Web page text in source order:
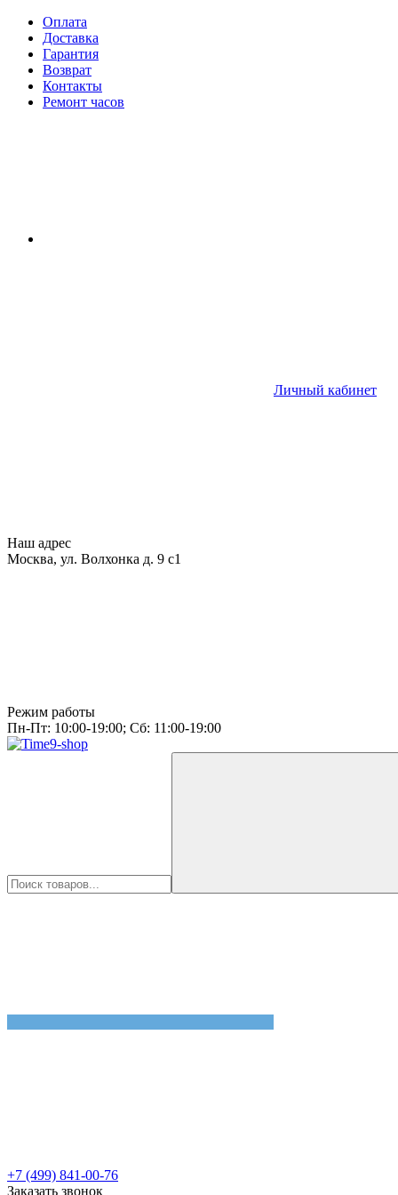
Оплата
Доставка
Гарантия
Возврат
Контакты
Ремонт часов
Личный кабинет
Наш адрес
Москва, ул. Волхонка д. 9 с1
Режим работы
Пн-Пт: 10:00-19:00; Сб: 11:00-19:00
+7 (499) 841-00-76
Заказать звонок